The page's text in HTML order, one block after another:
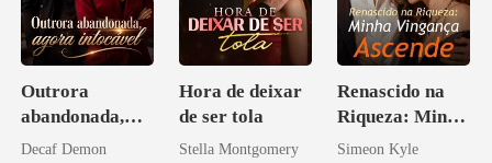
Outrora
abandonada,
agora intocável
Decaf Demon
Hora de deixar
de ser tola
Stella Montgomery
Renascido na
Riqueza: Minha
Vingança
Simeon Kyle